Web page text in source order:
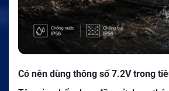
Có nên dùng thông số 7.2V trong